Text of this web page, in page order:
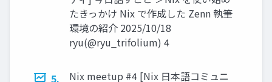
たきっかけ Nix で作成した Zenn 執筆
環境の紹介 2025/10/18
ryu(@ryu_trifolium) 4
5.
Nix meetup #4 [Nix 日本語コミュニ